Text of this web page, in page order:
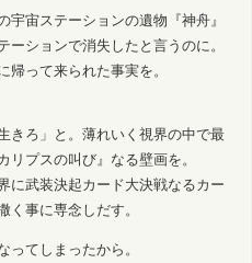
宙ステーションの遺物『神舟』
ションで消失したと言うのに。
って来られた事実を。
きろ」と。薄れいく視界の中で最
プスの叫び』なる壁画を。
に武装決起カード大決戦なるカー
く事に専念しだす。
てしまったから。